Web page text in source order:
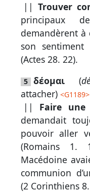
|| Trouver
principaux
demandèrent
son
(Actes 28. 22).
5 δέομαι (
attacher)<G1189>
|| Faire une
demandait
pouvoir aller
(Romains 1.
Macédoine
communion
(2 Corinthiens
Participer
aux
coûts